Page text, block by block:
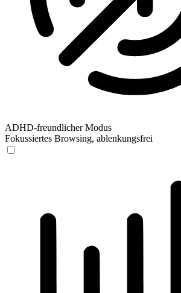
ADHD-freundlicher Modus
Fokussiertes Browsing, ablenkungsfrei